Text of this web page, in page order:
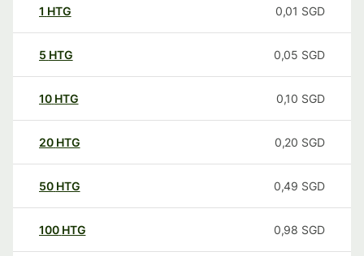
1 HTG 0,01 SGD
5 HTG 0,05 SGD
10 HTG 0,10 SGD
20 HTG 0,20 SGD
50 HTG 0,49 SGD
100 HTG 0,98 SGD